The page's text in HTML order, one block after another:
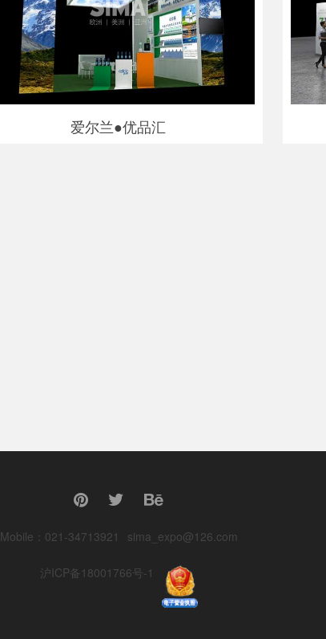
爱尔兰●优品汇
Mobile：021-34713921 sima_expo@126.com
沪ICP备18001766号-1